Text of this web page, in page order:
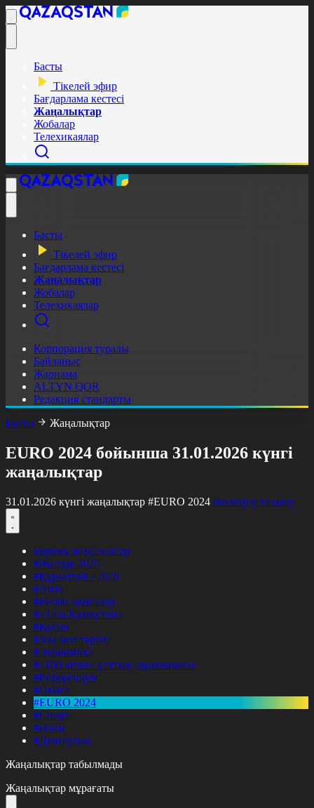
Басты
Тікелей эфир
Бағдарлама кестесі
Жаңалықтар
Жобалар
Телехикаялар
Басты
Тікелей эфир
Бағдарлама кестесі
Жаңалықтар
Жобалар
Телехикаялар
Корпорация туралы
Байланыс
Жарнама
ALTYN QOR
Редакция стандарты
Басты
Жаңалықтар
EURO 2024 бойынша 31.01.2026 күнгі
жаңалықтар
31.01.2026 күнгі жаңалықтар #EURO 2024 Фильтрді тазалау
Барлық жаңалықтар
#Жолдау 2025
#Құрылтай - 2026
#Апта
#Ресми оқиғалар
#«Таза Қазақстан»
#Қоғам
#Заң мен тәртіп
#Экономика
#«100 кітап» ұлттық сауалнамасы
#Референдум
#Оқиға
#EURO 2024
#Спорт
#Әлем
#Денсаулық
Жаңалықтар табылмады
Жаңалықтар мұрағаты